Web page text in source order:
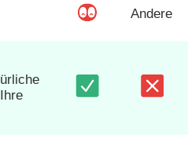
Andere